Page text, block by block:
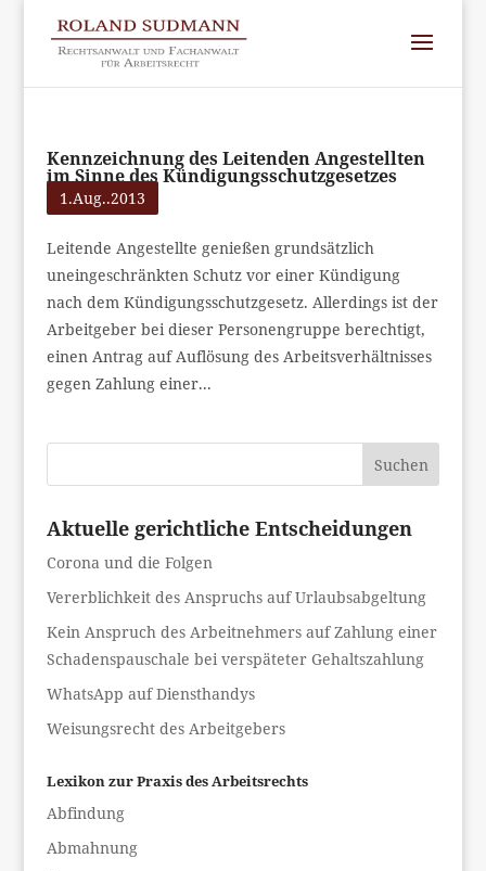
Kennzeichnung des Leitenden Angestellten
im Sinne des Kündigungsschutzgesetzes
1.Aug..2013
Leitende Angestellte genießen grundsätzlich
uneingeschränkten Schutz vor einer Kündigung
nach dem Kündigungsschutzgesetz. Allerdings ist der
Arbeitgeber bei dieser Personengruppe berechtigt,
einen Antrag auf Auflösung des Arbeitsverhältnisses
gegen Zahlung einer...
Suchen
Aktuelle gerichtliche Entscheidungen
Corona und die Folgen
Vererblichkeit des Anspruchs auf Urlaubsabgeltung
Kein Anspruch des Arbeitnehmers auf Zahlung einer
Schadenspauschale bei verspäteter Gehaltszahlung
WhatsApp auf Diensthandys
Weisungsrecht des Arbeitgebers
Lexikon zur Praxis des Arbeitsrechts
Abfindung
Abmahnung